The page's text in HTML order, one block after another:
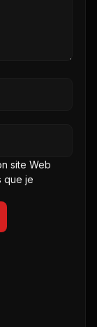
site Web
que je